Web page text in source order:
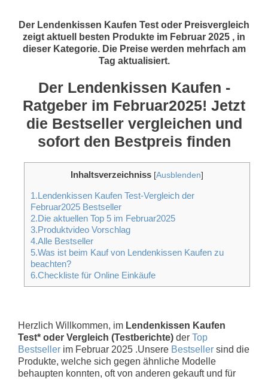
Der Lendenkissen Kaufen Test oder Preisvergleich
zeigt aktuell besten Produkte im Februar 2025 , in
dieser Kategorie. Die Preise werden mehrfach am
Tag aktualisiert.
Der Lendenkissen Kaufen -
Ratgeber im Februar2025! Jetzt
die Bestseller vergleichen und
sofort den Bestpreis finden
Inhaltsverzeichniss [Ausblenden]
1.Lendenkissen Kaufen Test-Vergleich der
Februar2025 Bestseller
2.Die aktuellen Top 5 im Februar2025
3.Produktvideo Vorschlag
4.Alle Bestseller
5.Was ist beim Kauf von Lendenkissen Kaufen zu
beachten?
6.Checkliste für Online Einkäufe
Herzlich Willkommen, im Lendenkissen Kaufen
Test* oder Vergleich (Testberichte) der Top
Bestseller im Februar 2025 .Unsere Bestseller sind die
Produkte, welche sich gegen ähnliche Modelle
behaupten konnten, oft von anderen gekauft und für